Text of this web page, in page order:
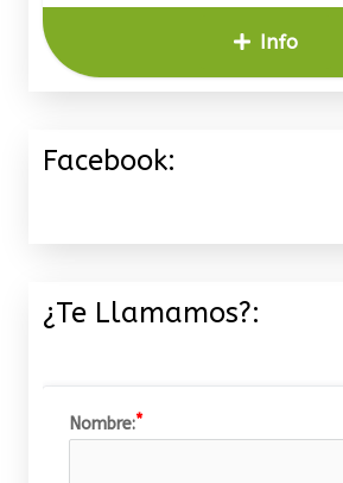
Info
Facebook:
¿Te Llamamos?:
Nombre: